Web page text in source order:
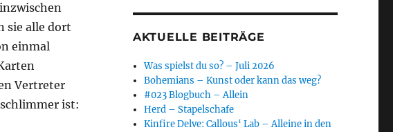
sie alle dort
einmal
Vertreter
ist:
AKTUELLE BEITRÄGE
Was spielst du so? – Juli 2026
Bohemians – Kunst oder kann das weg?
#023 Blogbuch – Allein
Herd – Stapelschafe
Kinfire Delve: Callous‘ Lab – Alleine in den